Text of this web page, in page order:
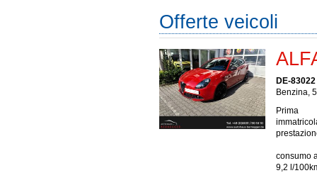
Offerte veicoli
DE-
Benzina,
Prima
consumo
9,2 l/